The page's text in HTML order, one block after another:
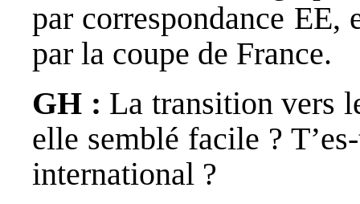
par correspondance EE,
par la coupe de France.
GH : La transition vers
elle semblé facile ?
international ?